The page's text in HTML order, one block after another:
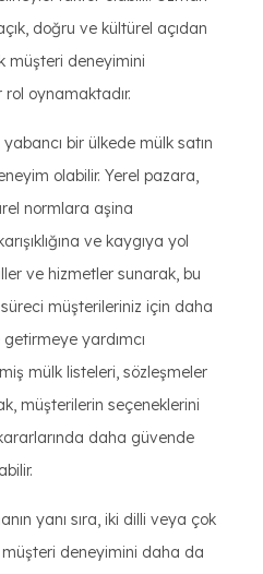
doğru ve kültürel açıdan
müşteri deneyimini
oynamaktadır.
bir ülkede mülk satın
olabilir. Yerel pazara,
normlara aşina
ve kaygıya yol
ve hizmetler sunarak, bu
müşterileriniz için daha
yardımcı
mülk listeleri, sözleşmeler
müşterilerin seçeneklerini
daha güvende
yanı sıra, iki dilli veya çok
deneyimini daha da